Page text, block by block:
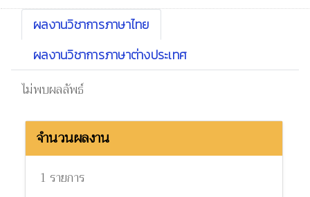
ผลงานวิชาการภาษาไทย
ผลงานวิชาการภาษาต่างประเทศ
ไม่พบผลลัพธ์
จำนวนผลงาน
1 รายการ